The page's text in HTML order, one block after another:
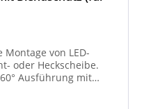
von LED-
oder Heckscheibe.
Ausführung mit